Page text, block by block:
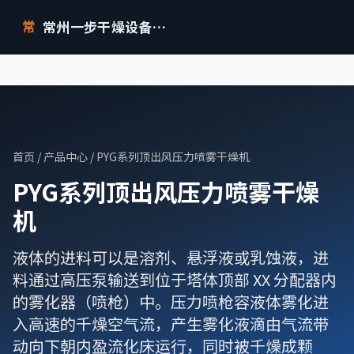
常 常州一步干燥设备有限公司
首页 / 产品中心 / PYG系列顶出风压力喷雾干燥机
PYG系列顶出风压力喷雾干燥
机
液体的进料可以是溶剂、悬浮液或乳蚀液，进
料通过高压泵输送到位于塔体顶部 XX 分配器内
的雾化器（喷枪）中。压力喷枪容液体雾化进
入高速的千燥空气流，产生雾化液滴由气流带
动向下朝内盈流化床运行，同时被千燥成颗